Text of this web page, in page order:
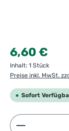
Regulärer Preis:
6,60 €
Inhalt: 1 Stück
Preise inkl. MwSt.
Sofort
Produkt